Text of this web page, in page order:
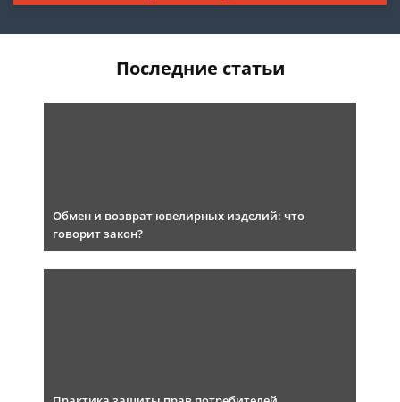
Последние статьи
Обмен и возврат ювелирных изделий: что
говорит закон?